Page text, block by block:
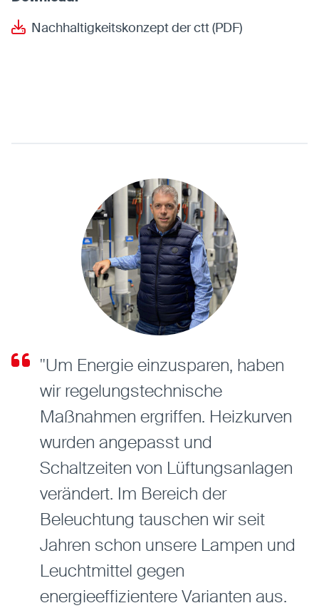
Nachhaltigkeitskonzept der ctt (PDF)
"Um Energie einzusparen, haben
wir regelungstechnische
Maßnahmen ergriffen. Heizkurven
wurden angepasst und
Schaltzeiten von Lüftungsanlagen
verändert. Im Bereich der
Beleuchtung tauschen wir seit
Jahren schon unsere Lampen und
Leuchtmittel gegen
energieeffizientere Varianten aus.